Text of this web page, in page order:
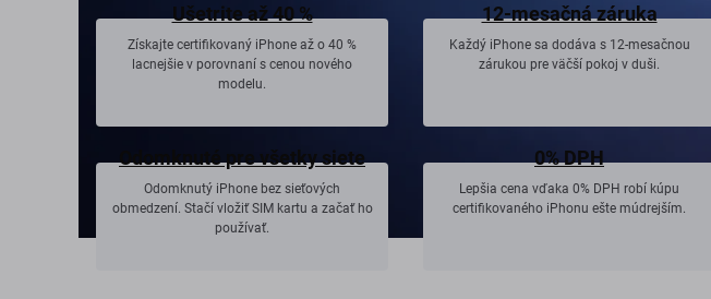
Ušetrite až 40 %
Získajte certifikovaný iPhone až o 40 %
lacnejšie v porovnaní s cenou nového
modelu.
12-mesačná záruka
Každý iPhone sa dodáva s 12-mesačnou
zárukou pre väčší pokoj v duši.
Odomknuté pre všetky siete
Odomknutý iPhone bez sieťových
obmedzení. Stačí vložiť SIM kartu a začať ho
používať.
0% DPH
Lepšia cena vďaka 0% DPH robí kúpu
certifikovaného iPhonu ešte múdrejším.